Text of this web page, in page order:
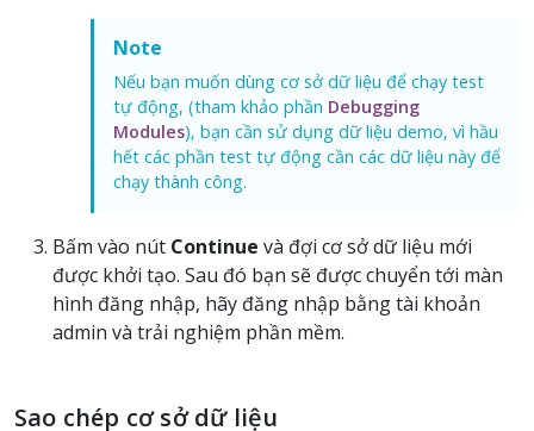
Note
Nếu bạn muốn dùng cơ sở dữ liệu để chạy test
tự động, (tham khảo phần Debugging
Modules), bạn cần sử dụng dữ liệu demo, vì hầu
hết các phần test tự động cần các dữ liệu này để
chạy thành công.
Bấm vào nút Continue và đợi cơ sở dữ liệu mới
được khởi tạo. Sau đó bạn sẽ được chuyển tới màn
hình đăng nhập, hãy đăng nhập bằng tài khoản
admin và trải nghiệm phần mềm.
Sao chép cơ sở dữ liệu